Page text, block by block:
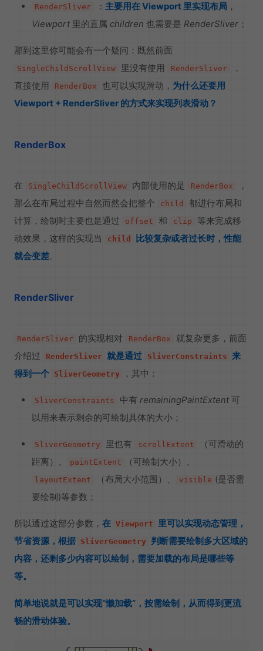
RenderSliver ：主要用在 Viewport 里实现布局 ，
Viewport 里的直属 children 也需要是 RenderSliver ；
那到这里你可能会有一个疑问：既然前面
SingleChildScrollView 里没有使用 RenderSliver
，
直接使用
RenderBox 也可以实现滑动， 为什么还要用
Viewport + RenderSliver 的方式来实现列表滑动？
RenderBox
在 SingleChildScrollView 内部使用的是 RenderBox
，
那么在布局过程中自然而然会把整个
child
都进行布局和
计算，绘制时主要也是通过
offset 和 clip
等来完成移
动效果，这样的实现当
child
比较复杂或者过长时，性能
就会变差。
RenderSliver
RenderSliver 的实现相对 RenderBox
就复杂更多，前面
介绍过
RenderSliver 就是通过 SliverConstraints 来
得到一个 SliverGeometry ，其中：
SliverConstraints 中有remainingPaintExtent 可
以用来表示剩余的可绘制具体的大小；
SliverGeometry 里也有 scrollExtent
（可滑动的
距离）、
paintExtent （可绘制大小）、
layoutExtent （布局大小范围）、 visible (是否需
要绘制)等参数；
所以通过这部分参数， 在 Viewport 里可以实现动态管理，
节省资源，根据 SliverGeometry 判断需要绘制多大区域的
内容，还剩多少内容可以绘制，需要加载的布局是哪些等
等。
简单地说就是可以实现“懒加载”，按需绘制，从而得到更流
畅的滑动体验。